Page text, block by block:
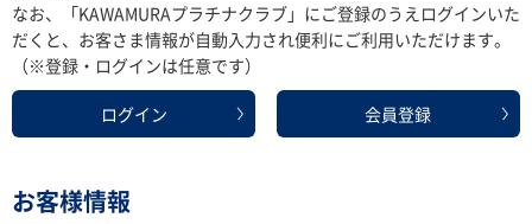
なお、「KAWAMURAプラチナクラブ」にご登録のうえログインいた
だくと、お客さま情報が自動入力され便利にご利用いただけます。
（※登録・ログインは任意です）
ログイン 会員登録
お客様情報